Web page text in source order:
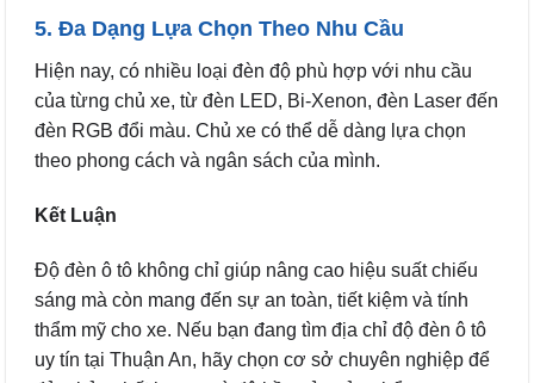
5. Đa Dạng Lựa Chọn Theo Nhu Cầu
Hiện nay, có nhiều loại đèn độ phù hợp với nhu cầu
của từng chủ xe, từ đèn LED, Bi-Xenon, đèn Laser đến
đèn RGB đổi màu. Chủ xe có thể dễ dàng lựa chọn
theo phong cách và ngân sách của mình.
Kết Luận
Độ đèn ô tô không chỉ giúp nâng cao hiệu suất chiếu
sáng mà còn mang đến sự an toàn, tiết kiệm và tính
thẩm mỹ cho xe. Nếu bạn đang tìm địa chỉ độ đèn ô tô
uy tín tại Thuận An, hãy chọn cơ sở chuyên nghiệp để